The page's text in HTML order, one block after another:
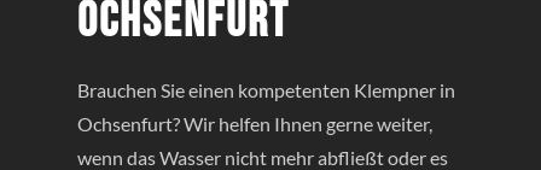
Ochsenfurt
Brauchen Sie einen kompetenten Klempner in
Ochsenfurt? Wir helfen Ihnen gerne weiter,
wenn das Wasser nicht mehr abfließt oder es